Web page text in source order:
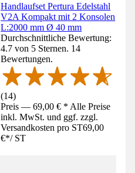
Handlaufset Pertura Edelstahl
V2A Kompakt mit 2 Konsolen
L:2000 mm Ø 40 mm
Durchschnittliche Bewertung:
4.7 von 5 Sternen. 14
Bewertungen.
(14)
Preis — 69,00 € * Alle Preise
inkl. MwSt. und ggf. zzgl.
Versandkosten pro ST69,00
€*/ ST